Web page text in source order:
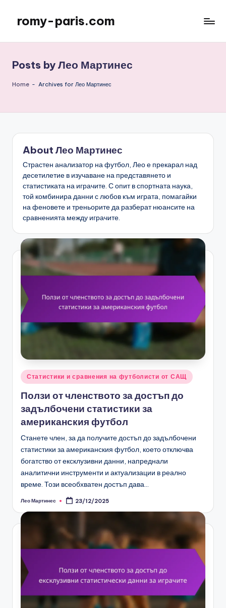
content
romy-paris.com
Posts by Лео Мартинес
Home - Archives for Лео Мартинес
About Лео Мартинес
Страстен анализатор на футбол, Лео е прекарал над
десетилетие в изучаване на представянето и
статистиката на играчите. С опит в спортната наука,
той комбинира данни с любов към играта, помагайки
на феновете и треньорите да разберат нюансите на
сравненията между играчите.
Posted
in
Статистики и сравнения на футболисти от САЩ
Ползи от членството за достъп до
задълбочени статистики за
американския футбол
Станете член, за да получите достъп до задълбочени
статистики за американския футбол, което отключва
богатство от ексклузивни данни, напреднали
аналитични инструменти и актуализации в реално
време. Този всеобхватен достъп дава…
Posted
Лео Мартинес 23/12/2025